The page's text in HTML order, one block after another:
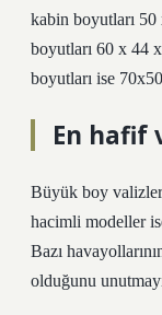
kabin boyutları
boyutları 60 x 44
boyutları ise
En hafif
Büyük boy valizler
hacimli modeller
Bazı
olduğunu